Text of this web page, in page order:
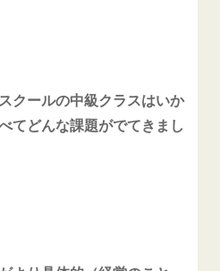
クールの中級クラスはいか
てどんな課題がでてきまし